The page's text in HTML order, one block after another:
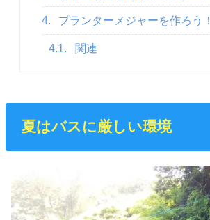
4. プランターメジャーを作ろう！
4.1. 関連
夏はバスに厳しい環境